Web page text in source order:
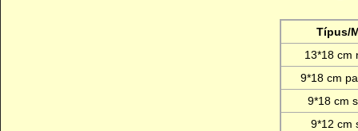
Típus/
13*18 cm
9*18 cm
9*18 cm
9*12 cm